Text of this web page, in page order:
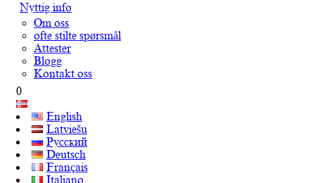
Nyttig info
Om oss
ofte stilte spørsmål
Attester
Blogg
Kontakt oss
0
English
Latviešu
Русский
Deutsch
Français
Italiano